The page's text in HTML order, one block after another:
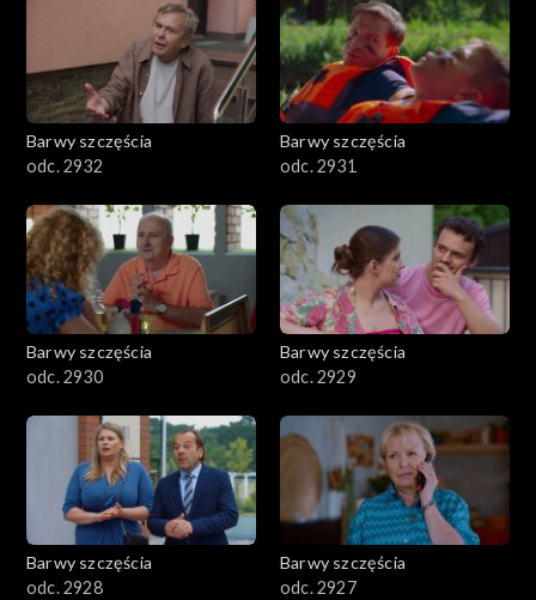
Barwy szczęścia
odc. 2932
Barwy szczęścia
odc. 2931
Barwy szczęścia
odc. 2930
Barwy szczęścia
odc. 2929
Barwy szczęścia
odc. 2928
Barwy szczęścia
odc. 2927